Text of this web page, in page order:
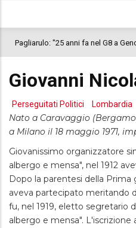
Pagliarulo: "25 anni fa nel G8 a
colloca la morte di Abderrahim
Giovanni
Perseguitati Politici Lombardia
Nato a Caravaggio
a Milano il 18 maggio 1971,
Giovanissimo organizzatore
albergo e mensa", nel 1912
Dopo la parentesi della Prima
aveva partecipato meritando
fu, nel 1919, eletto segretario
albergo e mensa".